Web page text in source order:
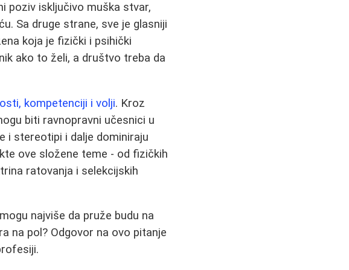
poziv isključivo muška stvar,
Sa druge strane, sve je glasniji
koja je fizički i psihički
ako to želi, a društvo treba da
kompetenciji i volji. Kroz
biti ravnopravni učesnici u
i stereotipi i dalje dominiraju
ove složene teme - od fizičkih
ratovanja i selekcijskih
najviše da pruže budu na
na pol? Odgovor na ovo pitanje